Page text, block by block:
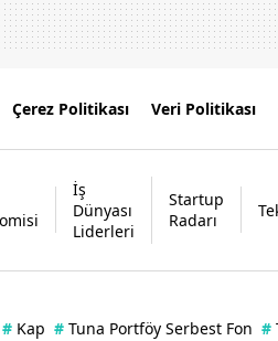
Çerez Politikası Veri Politikası
İş
Dünyası
Liderleri
Startup
Radarı
# Kap # Tuna Portföy Serbest Fon #